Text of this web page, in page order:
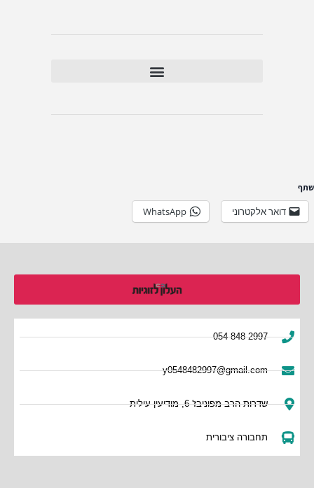
שתף
דואר אלקטרוני WhatsApp
054-848-2997
y0548482997@gmail.com
שדרות הרב מפוניבז' 6, מודיעין עילית
תחבורה ציבורית